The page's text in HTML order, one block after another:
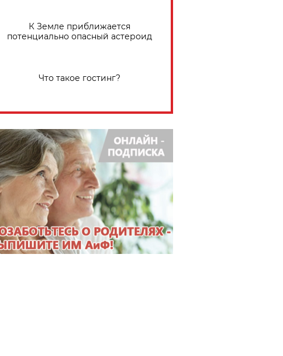
К Земле приближается
потенциально опасный астероид
Что такое гостинг?